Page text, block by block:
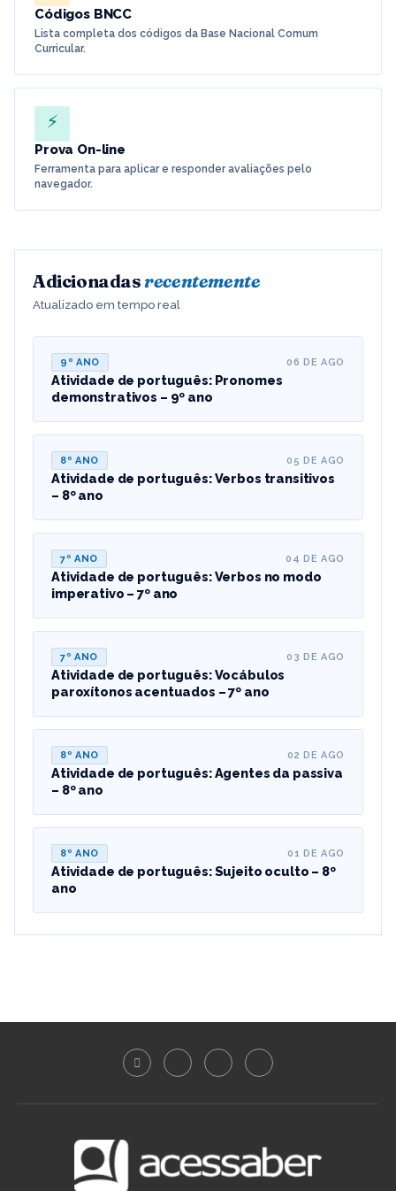
Códigos BNCC
Lista completa dos códigos da Base Nacional Comum
Curricular.
⚡
Prova On-line
Ferramenta para aplicar e responder avaliações pelo
navegador.
Adicionadasrecentemente
Atualizado em tempo real
9º ANO 06 DE AGO
Atividade de português: Pronomes
demonstrativos – 9º ano
8º ANO 05 DE AGO
Atividade de português: Verbos transitivos
– 8º ano
7º ANO 04 DE AGO
Atividade de português: Verbos no modo
imperativo – 7º ano
7º ANO 03 DE AGO
Atividade de português: Vocábulos
paroxítonos acentuados – 7º ano
8º ANO 02 DE AGO
Atividade de português: Agentes da passiva
– 8º ano
8º ANO 01 DE AGO
Atividade de português: Sujeito oculto – 8º
ano